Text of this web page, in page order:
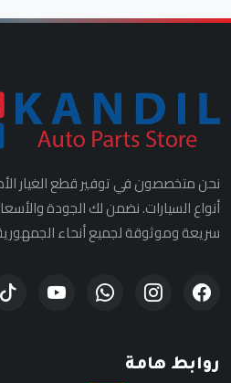
نحن متخصصون في توفير قطع الغيار
أنواع السيارات. نضمن لك الجودة
سريعة وموثوقة لجميع أنحاء
روابط هامة